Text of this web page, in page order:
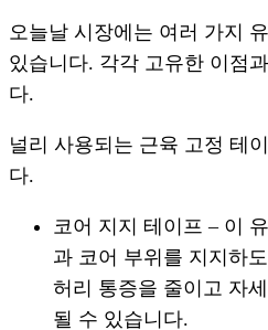
오늘날 시장에는 여러 가지
있습니다. 각각 고유한 이점
다.
널리 사용되는 근육 고정 테
다.
코어 지지 테이프 – 이
과 코어 부위를 지지하
허리 통증을 줄이고 자
될 수 있습니다.